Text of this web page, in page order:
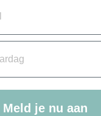
Meld je nu aan